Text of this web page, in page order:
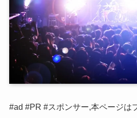
#ad #PR #スポンサー,本ページは